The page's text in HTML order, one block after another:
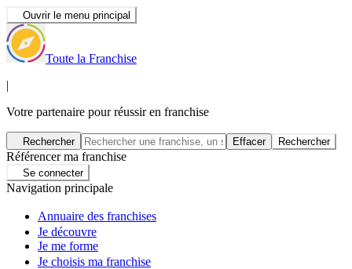
Ouvrir le menu principal
Toute la Franchise
|
Votre partenaire pour réussir en franchise
Rechercher Effacer Rechercher
Référencer ma franchise
Se connecter
Navigation principale
Annuaire des franchises
Je découvre
Je me forme
Je choisis ma franchise